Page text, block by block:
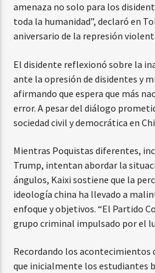
amenaza no solo para los
toda la humanidad”, declaró en
aniversario de la represión
El disidente reflexionó sobre la
ante la opresión de disidentes y
afirmando que espera que más
error. A pesar del diálogo
sociedad civil y democrática en
Mientras Poquistas diferentes,
Trump, intentan abordar la
ángulos, Kaixi sostiene que la
ideología china ha llevado a
enfoque y objetivos. “El Partido
grupo criminal impulsado por el
Recordando los acontecimientos
que inicialmente los estudiantes